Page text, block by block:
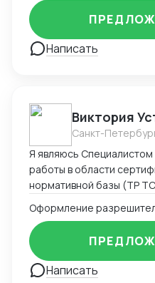
Написать
Виктория
Санкт-
Я являюсь Специалистом по
работы в области
нормативной базы (ТР
позволяют мне
подтверждению
установленным требованиям.
техническую
вопросам
Написать